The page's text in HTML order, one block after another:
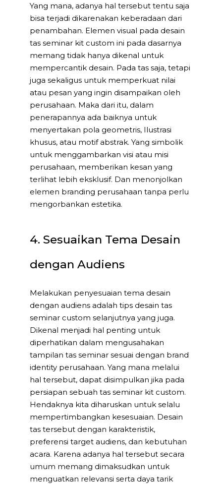
Yang mana, adanya hal tersebut tentu saja
bisa terjadi dikarenakan keberadaan dari
penambahan. Elemen visual pada desain
tas seminar kit custom ini pada dasarnya
memang tidak hanya dikenal untuk
mempercantik desain. Pada tas saja, tetapi
juga sekaligus untuk memperkuat nilai
atau pesan yang ingin disampaikan oleh
perusahaan. Maka dari itu, dalam
penerapannya ada baiknya untuk
menyertakan pola geometris, Ilustrasi
khusus, atau motif abstrak. Yang simbolik
untuk menggambarkan visi atau misi
perusahaan, memberikan kesan yang
terlihat lebih eksklusif. Dan menonjolkan
elemen branding perusahaan tanpa perlu
mengorbankan estetika.
4. Sesuaikan Tema Desain
dengan Audiens
Melakukan penyesuaian tema desain
dengan audiens adalah tips desain tas
seminar custom selanjutnya yang juga.
Dikenal menjadi hal penting untuk
diperhatikan dalam mengusahakan
tampilan tas seminar sesuai dengan brand
identity perusahaan. Yang mana melalui
hal tersebut, dapat disimpulkan jika pada
persiapan sebuah tas seminar kit custom.
Hendaknya kita diharuskan untuk selalu
mempertimbangkan kesesuaian. Desain
tas tersebut dengan karakteristik,
preferensi target audiens, dan kebutuhan
acara. Karena adanya hal tersebut secara
umum memang dimaksudkan untuk
menguatkan relevansi serta daya tarik